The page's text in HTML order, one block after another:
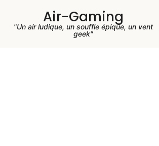
Air-Gaming
"Un air ludique, un souffle épique, un vent
geek"